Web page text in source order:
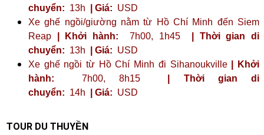
chuyển: 13h | Giá: USD
Xe ghế ngồi/giường nằm từ Hồ Chí Minh đến Siem
Reap
| Khởi hành: 7h00, 1h45
| Thời gian di
chuyển: 13h | Giá: USD
Xe ghế ngồi từ Hồ Chí Minh đi Sihanoukville
| Khởi
hành: 7h00, 8h15
| Thời gian di
chuyển: 14h | Giá: USD
TOUR DU THUYỀN